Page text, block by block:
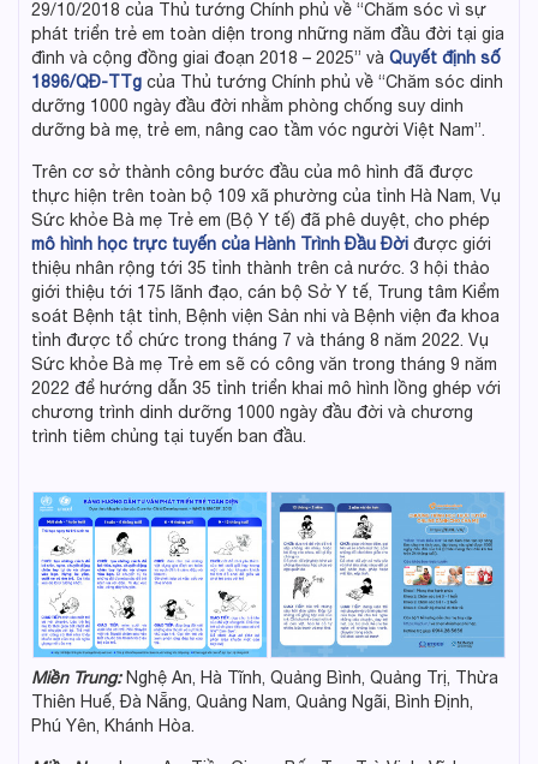
29/10/2018 của Thủ tướng Chính phủ về “Chăm sóc vì sự
phát triển trẻ em toàn diện trong những năm đầu đời tại gia
đình và cộng đồng giai đoạn 2018 – 2025” và Quyết định số
1896/QĐ-TTg của Thủ tướng Chính phủ về “Chăm sóc dinh
dưỡng 1000 ngày đầu đời nhằm phòng chống suy dinh
dưỡng bà mẹ, trẻ em, nâng cao tầm vóc người Việt Nam”.
Trên cơ sở thành công bước đầu của mô hình đã được
thực hiện trên toàn bộ 109 xã phường của tỉnh Hà Nam, Vụ
Sức khỏe Bà mẹ Trẻ em (Bộ Y tế) đã phê duyệt, cho phép
mô hình học trực tuyến của Hành Trình Đầu Đời được giới
thiệu nhân rộng tới 35 tỉnh thành trên cả nước. 3 hội thảo
giới thiệu tới 175 lãnh đạo, cán bộ Sở Y tế, Trung tâm Kiểm
soát Bệnh tật tỉnh, Bệnh viện Sản nhi và Bệnh viện đa khoa
tỉnh được tổ chức trong tháng 7 và tháng 8 năm 2022. Vụ
Sức khỏe Bà mẹ Trẻ em sẽ có công văn trong tháng 9 năm
2022 để hướng dẫn 35 tỉnh triển khai mô hình lồng ghép với
chương trình dinh dưỡng 1000 ngày đầu đời và chương
trình tiêm chủng tại tuyến ban đầu.
Miền Trung:Nghệ An, Hà Tĩnh, Quảng Bình, Quảng Trị, Thừa
Thiên Huế, Đà Nẵng, Quảng Nam, Quảng Ngãi, Bình Định,
Phú Yên, Khánh Hòa.